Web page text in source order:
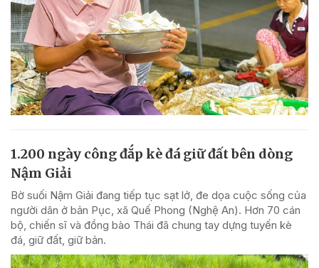
1.200 ngày công đắp kè đá giữ đất bên dòng
Nậm Giải
Bờ suối Nậm Giải đang tiếp tục sạt lở, đe dọa cuộc sống của
người dân ở bản Pục, xã Quế Phong (Nghệ An). Hơn 70 cán
bộ, chiến sĩ và đồng bào Thái đã chung tay dựng tuyến kè
đá, giữ đất, giữ bản.